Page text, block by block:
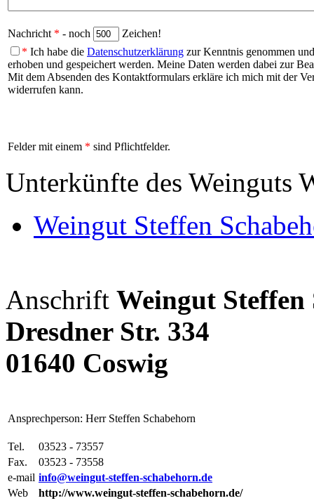
Nachricht * - noch
Zeichen!
* Ich habe die Datenschutzerklärung zur Kenntnis genommen
erhoben und gespeichert werden. Meine Daten werden dabei zur
Mit dem Absenden des Kontaktformulars erkläre ich mich mit der
widerrufen kann.
Felder mit einem * sind Pflichtfelder.
Unterkünfte des Weinguts
Weingut Steffen
Anschrift Weingut Steffen
Dresdner Str. 334
01640 Coswig
Ansprechperson: Herr Steffen Schabehorn
Tel.
03523 - 73557
Fax.
03523 - 73558
e-mail info@weingut-steffen-schabehorn.de
Web
http://www.weingut-steffen-schabehorn.de/